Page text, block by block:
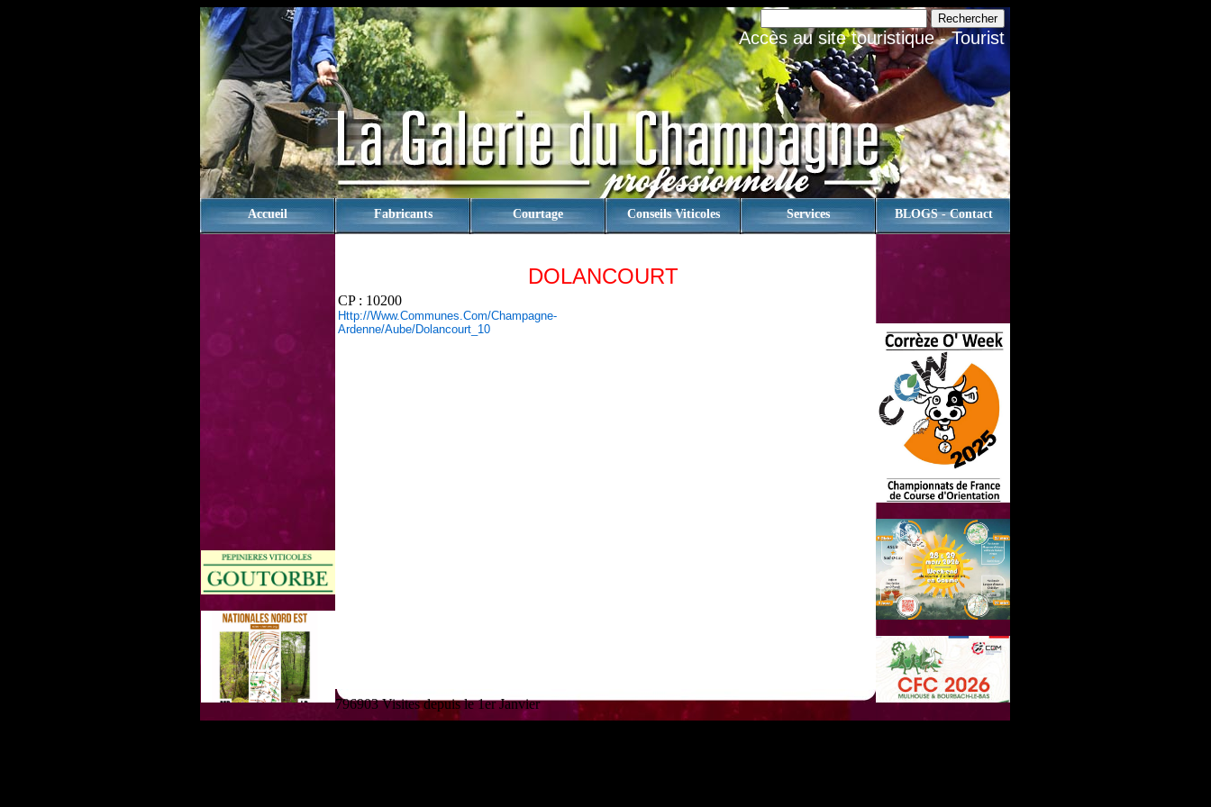
Accès au site touristique - Tourist
Accueil Fabricants Courtage Conseils Viticoles Services BLOGS - Contact
DOLANCOURT
CP : 10200
Http://www.communes.com/champagne-
Ardenne/aube/dolancourt_10
796903 Visites depuis le 1er Janvier